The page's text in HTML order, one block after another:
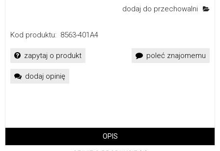
dodaj do przechowalni
Kod produktu: 8563-401A4
zapytaj o produkt poleć znajomemu
dodaj opinię
OPIS